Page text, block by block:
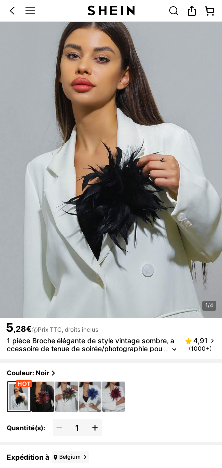
1/4
5,28€ Prix TTC, droits inclus
1 pièce Broche élégante de style vintage sombre, a
ccessoire de tenue de soirée/photographie pou
4,91
(1000+)
Couleur: Noir
Quantité(s):
Expédition à Belgium